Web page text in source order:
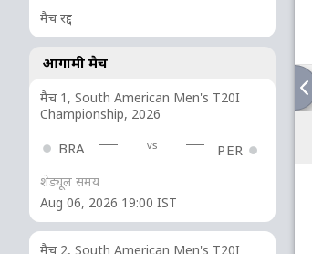
मैच रद्द
आगामी मैच
मैच 1, South American Men's T20I
Championship, 2026
BRA vs PER
शेड्यूल समय
Aug 06, 2026 19:00 IST
मैच 2, South American Men's T20I